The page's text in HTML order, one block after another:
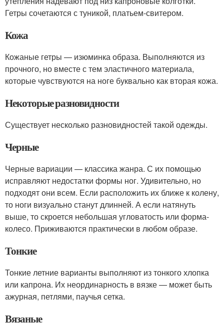
Гетры сочетаются с туникой, платьем-свитером.
Кожа
Кожаные гетры — изюминка образа. Выполняются из
прочного, но вместе с тем эластичного материала,
которые чувствуются на ноге буквально как вторая кожа.
Некоторые разновидности
Существует несколько разновидностей такой одежды.
Черные
Черные вариации — классика жанра. С их помощью
исправляют недостатки формы ног. Удивительно, но
подходят они всем. Если расположить их ближе к колену,
то ноги визуально станут длинней. А если натянуть
выше, то скроется небольшая угловатость или форма-
колесо. Приживаются практически в любом образе.
Тонкие
Тонкие летние варианты выполняют из тонкого хлопка
или капрона. Их неординарность в вязке — может быть
ажурная, петлями, паучья сетка.
Вязаные